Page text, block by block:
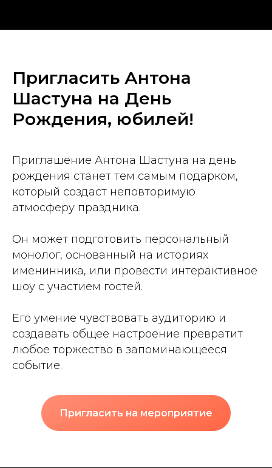
Пригласить Антона
Шастуна на День
Рождения, юбилей!
Приглашение Антона Шастуна на день
рождения станет тем самым подарком,
который создаст неповторимую
атмосферу праздника.
Он может подготовить персональный
монолог, основанный на историях
именинника, или провести интерактивное
шоу с участием гостей.
Его умение чувствовать аудиторию и
создавать общее настроение превратит
любое торжество в запоминающееся
событие.
Пригласить на мероприятие